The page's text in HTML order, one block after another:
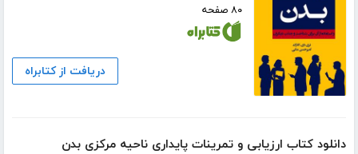
۸۰ صفحه
دریافت از کتابراه
دانلود کتاب ارزیابی و تمرینات پایداری ناحیه مرکزی بدن